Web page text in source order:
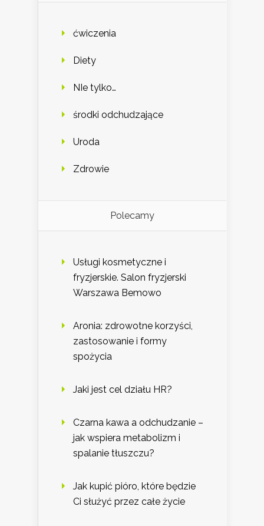
ćwiczenia
Diety
NIe tylko…
środki odchudzające
Uroda
Zdrowie
Polecamy
Usługi kosmetyczne i
fryzjerskie. Salon fryzjerski
Warszawa Bemowo
Aronia: zdrowotne korzyści,
zastosowanie i formy
spożycia
Jaki jest cel działu HR?
Czarna kawa a odchudzanie –
jak wspiera metabolizm i
spalanie tłuszczu?
Jak kupić pióro, które będzie
Ci służyć przez całe życie